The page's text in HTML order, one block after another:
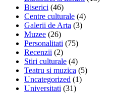
Biserici (46)
Centre culturale (4)
Galerii de Arta (3)
Muzee (26)
Personalitati (75)
Recenzii (2)
Stiri culturale (4)
Teatru si muzica (5)
Uncategorized (1)
Universitati (31)